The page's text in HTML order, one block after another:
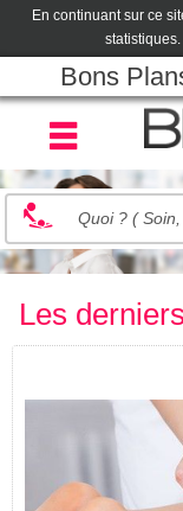
En continuant sur ce
statistiques.
Bons
Les